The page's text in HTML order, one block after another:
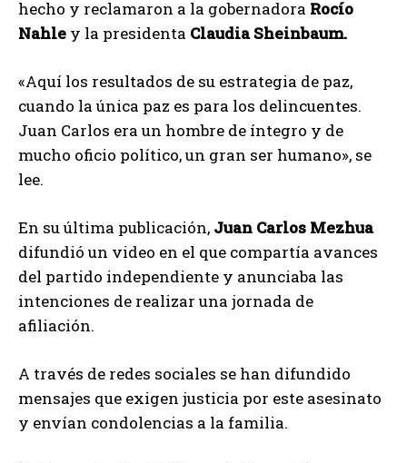
hecho y reclamaron a la gobernadora Rocío
Nahle y la presidenta Claudia Sheinbaum.
«Aquí los resultados de su estrategia de paz,
cuando la única paz es para los delincuentes.
Juan Carlos era un hombre de íntegro y de
mucho oficio político, un gran ser humano», se
lee.
En su última publicación, Juan Carlos Mezhua
difundió un video en el que compartía avances
del partido independiente y anunciaba las
intenciones de realizar una jornada de
afiliación.
A través de redes sociales se han difundido
mensajes que exigen justicia por este asesinato
y envían condolencias a la familia.